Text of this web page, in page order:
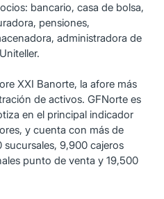
bancario, casa de bolsa,
pensiones,
administradora de
XXI Banorte, la afore más
de activos. GFNorte es
en el principal indicador
y cuenta con más de
sucursales, 9,900 cajeros
punto de venta y 19,500